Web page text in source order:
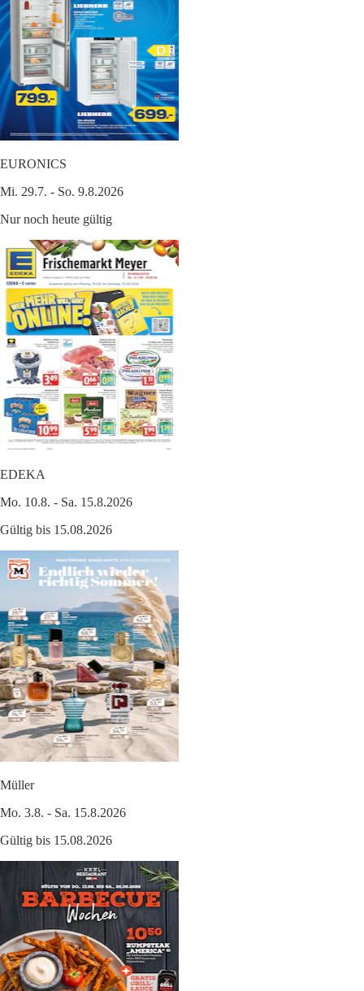
EURONICS
Mi. 29.7. - So. 9.8.2026
Nur noch heute gültig
EDEKA
Mo. 10.8. - Sa. 15.8.2026
Gültig bis 15.08.2026
Müller
Mo. 3.8. - Sa. 15.8.2026
Gültig bis 15.08.2026